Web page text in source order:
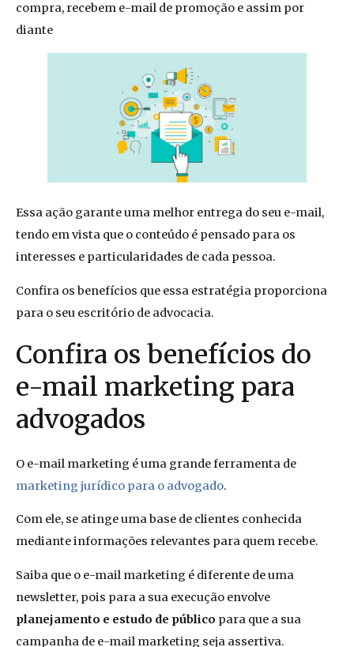
compra, recebem e-mail de promoção e assim por
diante
Essa ação garante uma melhor entrega do seu e-mail,
tendo em vista que o conteúdo é pensado para os
interesses e particularidades de cada pessoa.
Confira os benefícios que essa estratégia proporciona
para o seu escritório de advocacia.
Confira os benefícios do
e-mail marketing para
advogados
O e-mail marketing é uma grande ferramenta de
marketing jurídico para o advogado.
Com ele, se atinge uma base de clientes conhecida
mediante informações relevantes para quem recebe.
Saiba que o e-mail marketing é diferente de uma
newsletter, pois para a sua execução envolve
planejamento e estudo de público para que a sua
campanha de e-mail marketing seja assertiva.